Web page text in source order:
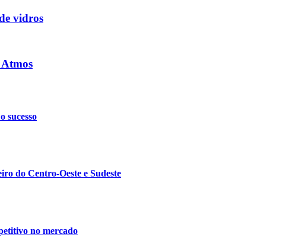
vidros
sucesso
do Centro-Oeste e Sudeste
no mercado